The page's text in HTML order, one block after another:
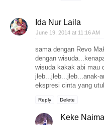
Ida Nur Laila
June 19, 2014 at 11:16 AM
sama dengan Revo
dengan
wisuda kakak abi mau
jleb...jleb...jleb...anak-
ekspresi cinta yang
Reply Delete
Keke Naima